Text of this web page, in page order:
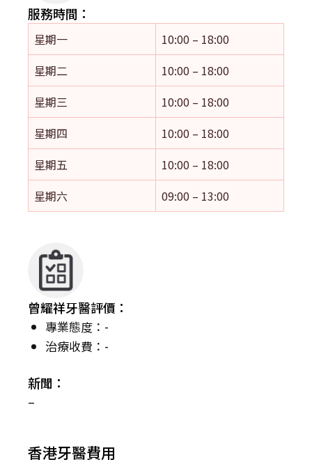
服務時間：
星期一
10:00 – 18:00
星期二
10:00 – 18:00
星期三
10:00 – 18:00
星期四
10:00 – 18:00
星期五
10:00 – 18:00
星期六
09:00 – 13:00
曾耀祥牙醫評價：
專業態度：-
治療收費：-
新聞：
–
香港牙醫費用